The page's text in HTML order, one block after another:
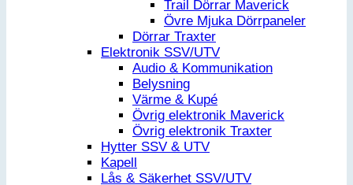
Trail Dörrar Maverick
Övre Mjuka Dörrpaneler
Dörrar Traxter
Elektronik SSV/UTV
Audio & Kommunikation
Belysning
Värme & Kupé
Övrig elektronik Maverick
Övrig elektronik Traxter
Hytter SSV & UTV
Kapell
Lås & Säkerhet SSV/UTV